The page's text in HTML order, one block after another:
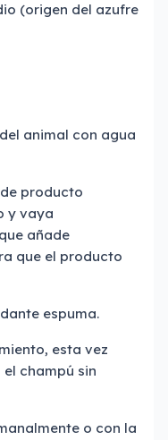
(origen del azufre
animal con agua
producto
y vaya
añade
que el producto
espuma.
esta vez
champú sin
o con la